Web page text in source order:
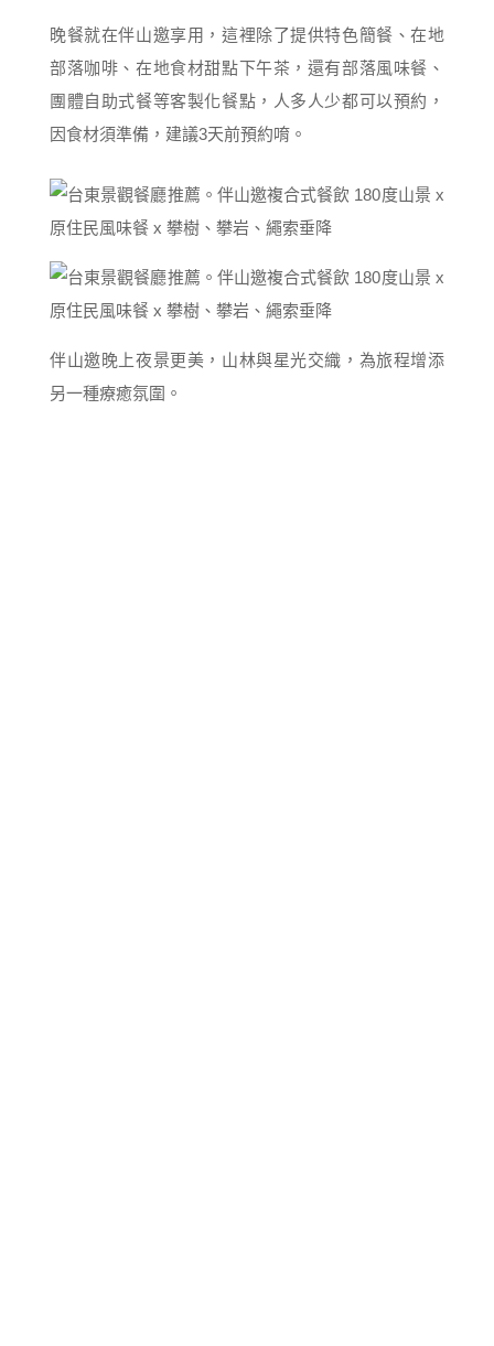
晚餐就在伴山邀享用，這裡除了提供特色簡餐、在地
部落咖啡、在地食材甜點下午茶，還有部落風味餐、
團體自助式餐等客製化餐點，人多人少都可以預約，
因食材須準備，建議3天前預約唷。
伴山邀晚上夜景更美，山林與星光交織，為旅程增添
另一種療癒氛圍。